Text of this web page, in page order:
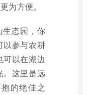
为方便。
生态园，你
以参与农耕
以在湖边
。这里是远
的绝佳之